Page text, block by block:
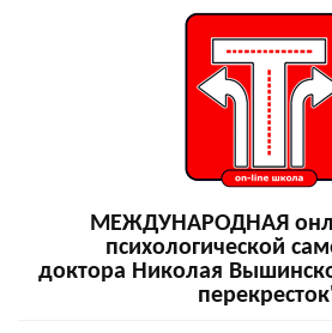
МЕЖДУНАРОДНАЯ
психологической
доктора Николая